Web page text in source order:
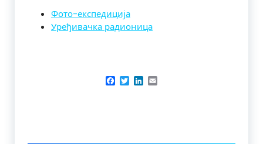
Фото-експедиција
Уређивачка радионица
Facebook
TwitterLinkedIn